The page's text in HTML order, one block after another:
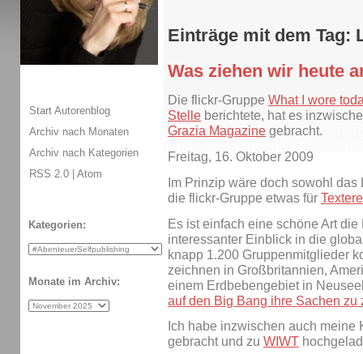
Einträge mit dem Tag:
Was ziehen wir heute
Die flickr-Gruppe What I wore
Stelle berichtete, hat es
Grazia Magazine gebracht.
Freitag, 16. Oktober 2009
Im Prinzip wäre doch sowohl
die flickr-Gruppe etwas für
Es ist einfach eine schöne Art
interessanter Einblick in die
knapp 1.200 Gruppenmitglieder
zeichnen in Großbritannien,
einem Erdbebengebiet in
auf den Big Bang ihre Sachen zu
Ich habe inzwischen auch meine
gebracht und zu WIWT
Start Autorenblog
Archiv nach Monaten
Archiv nach Kategorien
RSS 2.0 | Atom
Kategorien:
Monate im Archiv: